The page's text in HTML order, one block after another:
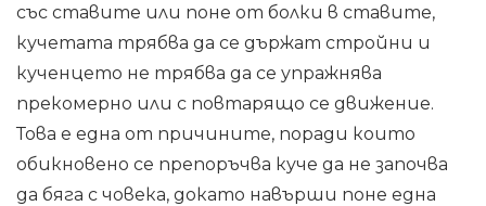
със ставите или поне от болки в ставите,
кучетата трябва да се държат стройни и
кученцето не трябва да се упражнява
прекомерно или с повтарящо се движение.
Това е една от причините, поради които
обикновено се препоръчва куче да не започва
да бяга с човека, докато навърши поне една